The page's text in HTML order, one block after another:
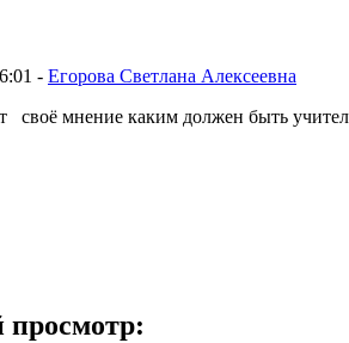
- Егорова Светлана Алексеевна
своё мнение каким должен быть